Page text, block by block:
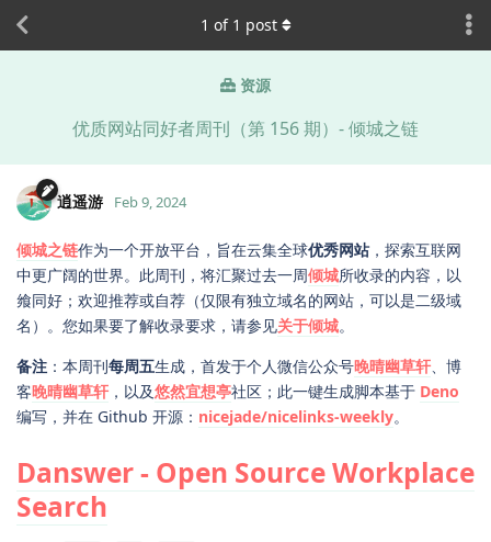
资源
优质网站同好者周刊（第 156 期）- 倾城之链
1 of 1 post
逍遥游 Feb 9, 2024
倾城之链作为一个开放平台，旨在云集全球优秀网站 ，探索互联网
中更广阔的世界。此周刊，将汇聚过去一周倾城所收录的内容，以
飨同好；欢迎推荐或自荐（仅限有独立域名的网站，可以是二级域
名）。您如果要了解收录要求，请参见关于倾城。
备注 ：本周刊每周五生成，首发于个人微信公众号晚晴幽草轩 、博
客晚晴幽草轩 ，以及悠然宜想亭社区；此一键生成脚本基于 Deno
编写，并在 Github 开源： nicejade/nicelinks-weekly。
Danswer - Open Source Workplace
Search